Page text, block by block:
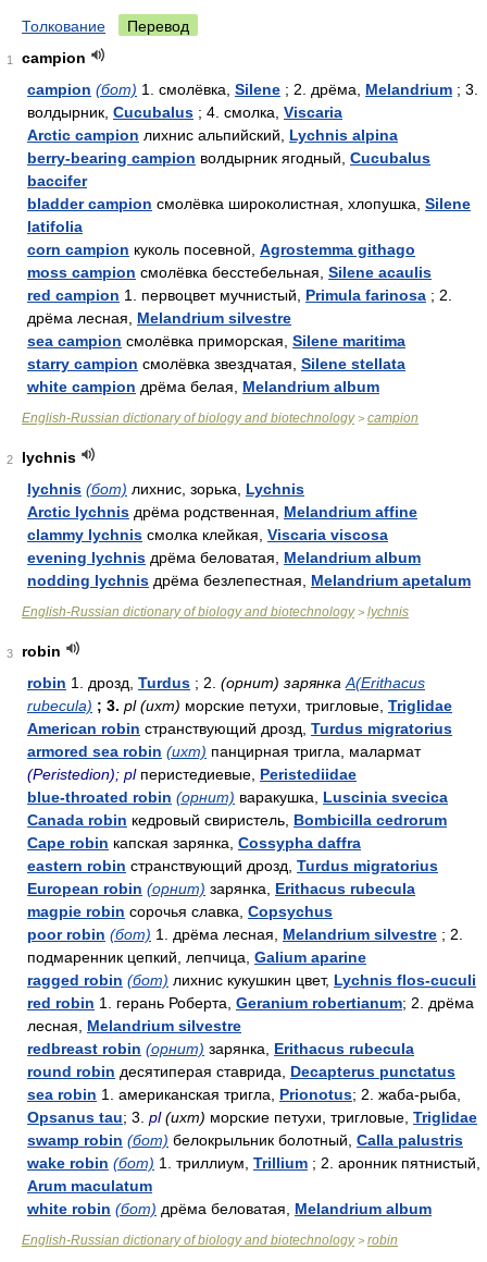
Толкование Перевод
1
campion
campion (бот) 1. смолёвка, Silene ; 2. дрёма, Melandrium ; 3.
волдырник, Cucubalus ; 4. смолка, Viscaria
Arctic campion лихнис альпийский, Lychnis alpina
berry-bearing campion волдырник ягодный, Cucubalus
baccifer
bladder campion смолёвка широколистная, хлопушка, Silene
latifolia
corn campion куколь посевной, Agrostemma githago
moss campion смолёвка бесстебельная, Silene acaulis
red campion 1. первоцвет мучнистый, Primula farinosa ; 2.
дрёма лесная, Melandrium silvestre
sea campion смолёвка приморская, Silene maritima
starry campion смолёвка звездчатая, Silene stellata
white campion дрёма белая, Melandrium album
English-Russian dictionary of biology and biotechnology> campion
2
lychnis
lychnis (бот) лихнис, зорька, Lychnis
Arctic lychnis дрёма родственная, Melandrium affine
clammy lychnis смолка клейкая, Viscaria viscosa
evening lychnis дрёма беловатая, Melandrium album
nodding lychnis дрёма безлепестная, Melandrium apetalum
English-Russian dictionary of biology and biotechnology> lychnis
3
robin
robin 1. дрозд, Turdus ; 2. (орнит) зарянка A(Erithacus
rubecula) ; 3. pl (ихт) морские петухи, тригловые, Triglidae
American robin странствующий дрозд, Turdus migratorius
armored sea robin (ихт) панцирная тригла, малармат
(Peristedion); pl перистедиевые, Peristediidae
blue-throated robin (орнит) варакушка, Luscinia svecica
Canada robin кедровый свиристель, Bombicilla cedrorum
Cape robin капская зарянка, Cossypha daffra
eastern robin странствующий дрозд, Turdus migratorius
European robin (орнит) зарянка, Erithacus rubecula
magpie robin сорочья славка, Copsychus
poor robin (бот) 1. дрёма лесная, Melandrium silvestre ; 2.
подмаренник цепкий, лепчица, Galium aparine
ragged robin (бот) лихнис кукушкин цвет, Lychnis flos-cuculi
red robin 1. герань Роберта, Geranium robertianum; 2. дрёма
лесная, Melandrium silvestre
redbreast robin (орнит) зарянка, Erithacus rubecula
round robin десятиперая ставрида, Decapterus punctatus
sea robin 1. американская тригла, Prionotus; 2. жаба-рыба,
Opsanus tau; 3. pl(ихт) морские петухи, тригловые, Triglidae
swamp robin (бот) белокрыльник болотный, Calla palustris
wake robin (бот) 1. триллиум, Trillium ; 2. аронник пятнистый,
Arum maculatum
white robin (бот) дрёма беловатая, Melandrium album
English-Russian dictionary of biology and biotechnology> robin